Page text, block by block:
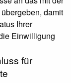
damit
Ihrer
Einwilligung
für